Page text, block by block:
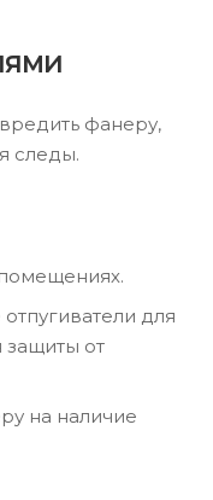
фанеру,
следы.
для
защиты от
на наличие